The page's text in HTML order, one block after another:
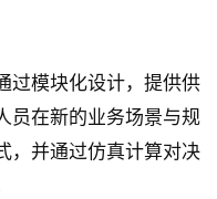
过模块化设计，提供供
员在新的业务场景与规
，并通过仿真计算对决